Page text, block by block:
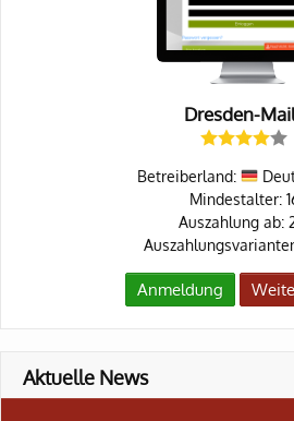
Dresden-
Betreiberland:
Mindestalter:
Auszahlung ab:
Anmeldung
Aktuelle News